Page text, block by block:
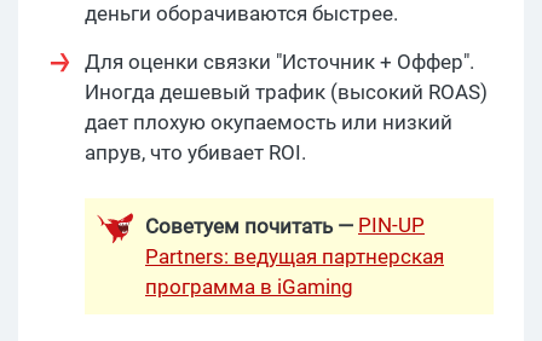
деньги оборачиваются быстрее.
Для оценки связки "Источник + Оффер".
Иногда дешевый трафик (высокий ROAS)
дает плохую окупаемость или низкий
апрув, что убивает ROI.
Советуем почитать — PIN-UP
Partners: ведущая партнерская
программа в iGaming